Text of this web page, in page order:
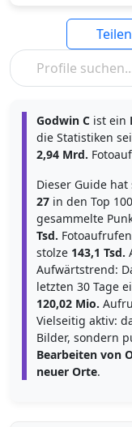
Godwin C ist ein
die Statistiken
2,94 Mrd.
Dieser Guide
27 in den Top
gesammelte
Tsd.
stolze 143,1 Tsd.
Aufwärtstrend:
letzten 30 Tage
120,02 Mio.
Vielseitig aktiv:
Bilder, sondern
Bearbeiten von
neuer Orte.